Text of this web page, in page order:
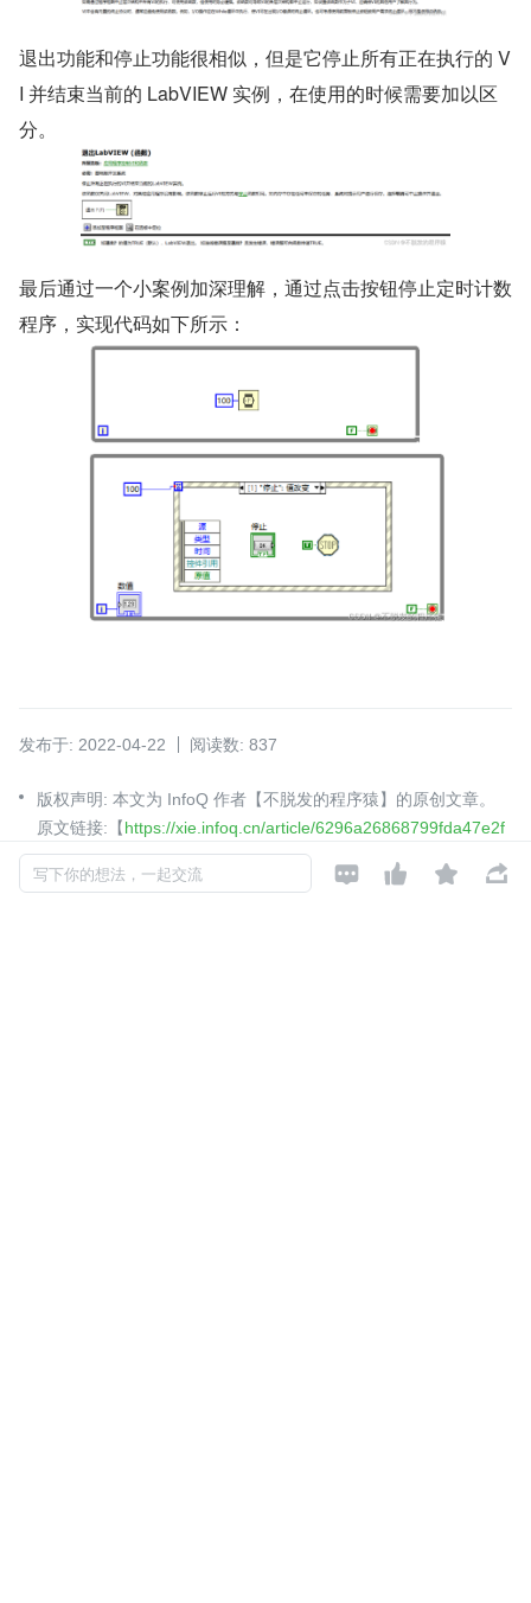
​退出功能和停止功能很相似，但是它停止所有正在执行的 V
I 并结束当前的 LabVIEW 实例，在使用的时候需要加以区
分。
​最后通过一个小案例加深理解，通过点击按钮停止定时计数
程序，实现代码如下所示：
发布于: 2022-04-22 阅读数: 837
版权声明: 本文为 InfoQ 作者【不脱发的程序猿】的原创文章。
原文链接:【https://xie.infoq.cn/article/6296a26868799fda47e2f
20de】。文章转载请联系作者。
如对本文有异议，可点此反馈
写下你的想法，一起交流    